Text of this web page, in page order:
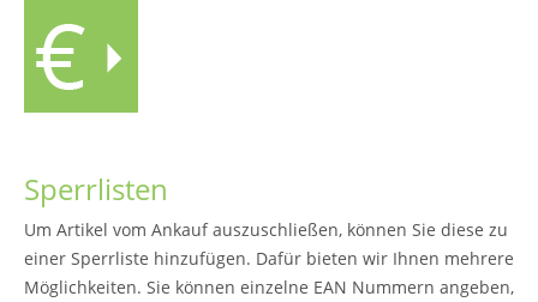
Sperrlisten
Um Artikel vom Ankauf auszuschließen, können Sie diese zu
einer Sperrliste hinzufügen. Dafür bieten wir Ihnen mehrere
Möglichkeiten. Sie können einzelne EAN Nummern angeben,